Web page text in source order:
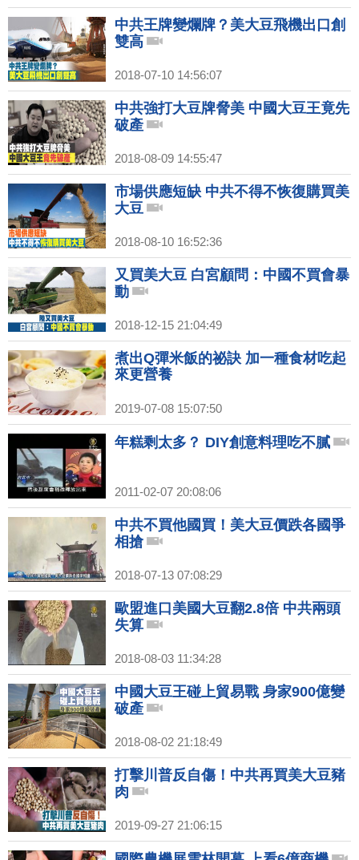
中共王牌變爛牌？美大豆飛機出口創
雙高
2018-07-10 14:56:07
中共強打大豆牌脅美 中國大豆王竟先
破產
2018-08-09 14:55:47
市場供應短缺 中共不得不恢復購買美
大豆
2018-08-10 16:52:36
又買美大豆 白宮顧問：中國不買會暴
動
2018-12-15 21:04:49
煮出Q彈米飯的祕訣 加一種食材吃起
來更營養
2019-07-08 15:07:50
年糕剩太多？ DIY創意料理吃不膩
2011-02-07 20:08:06
中共不買他國買！美大豆價跌各國爭
相搶
2018-07-13 07:08:29
歐盟進口美國大豆翻2.8倍 中共兩頭
失算
2018-08-03 11:34:28
中國大豆王碰上貿易戰 身家900億變
破產
2018-08-02 21:18:49
打擊川普反自傷！中共再買美大豆豬
肉
2019-09-27 21:06:15